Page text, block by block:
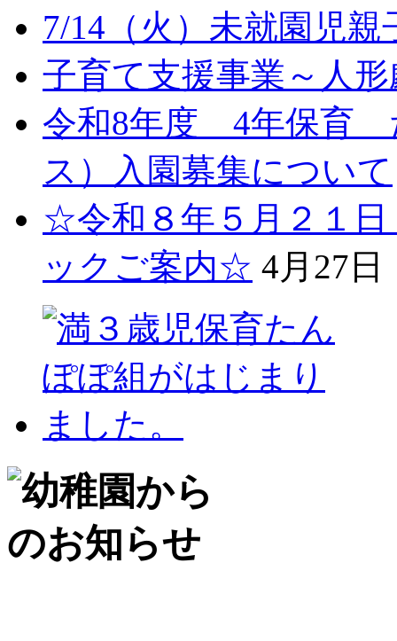
7/14（火）未就園児
子育て支援事業～人
令和8年度 4年保育
ス）入園募集について
☆令和８年５月２１
ックご案内☆ 4月27日